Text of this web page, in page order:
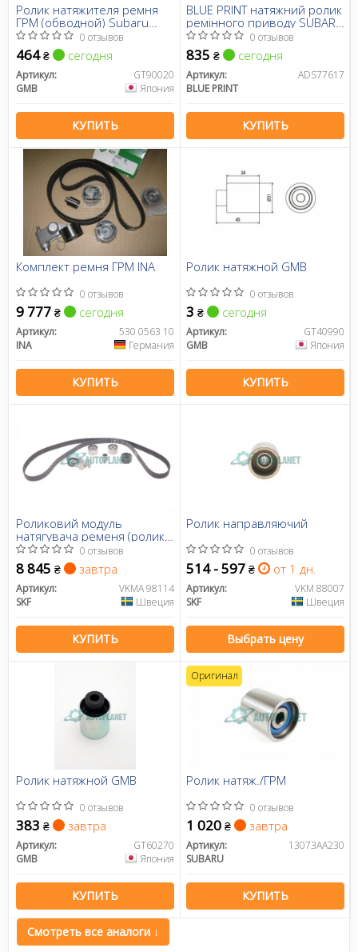
Ролик натяжителя ремня
ГРМ (обводной) Subaru
Impresa, Legasy 1.6, 2.2 (90-
94) (GT90020) GMB
0 отзывов
464₴ сегодня
Артикул:
GT90020
GMB
Япония
КУПИТЬ
BLUE PRINT натяжний ролик
ремінного приводу SUBARU
Forester 02-, Legasy 2,0 05-
Impreza 00-.
0 отзывов
835 ₴ сегодня
Артикул:
ADS77617
BLUE PRINT
КУПИТЬ
Комплект ремня ГРМ INA
0 отзывов
9 777 ₴ сегодня
Артикул:
530 0563 10
INA
Германия
КУПИТЬ
Ролик натяжной GMB
0 отзывов
3 ₴ сегодня
Артикул:
GT40990
GMB
Япония
КУПИТЬ
Роликовий модуль
натягувача ременя (ролик,
ремінь)
0 отзывов
8 845 ₴ завтра
Артикул:
VKMA 98114
SKF
Швеция
КУПИТЬ
Ролик направляючий
0 отзывов
514 - 597 ₴ от 1 дн.
Артикул:
VKM 88007
SKF
Швеция
Выбрать цену
Ролик натяжной GMB
0 отзывов
383 ₴ завтра
Артикул:
GT60270
GMB
Япония
КУПИТЬ
Ролик натяж./ГРМ
0 отзывов
1 020 ₴ завтра
Артикул:
13073AA230
SUBARU
КУПИТЬ
Оригинал
Смотреть все аналоги ↓